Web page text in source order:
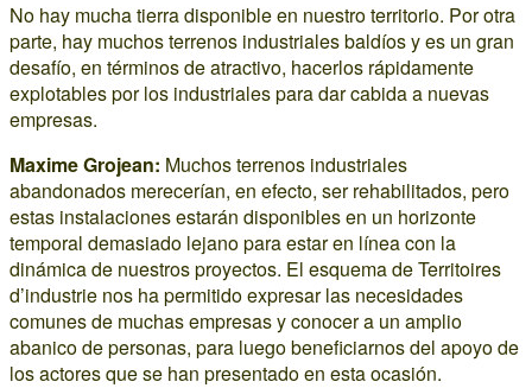
No hay mucha tierra disponible en nuestro territorio. Por otra
parte, hay muchos terrenos industriales baldíos y es un gran
desafío, en términos de atractivo, hacerlos rápidamente
explotables por los industriales para dar cabida a nuevas
empresas.
Maxime Grojean: Muchos terrenos industriales
abandonados merecerían, en efecto, ser rehabilitados, pero
estas instalaciones estarán disponibles en un horizonte
temporal demasiado lejano para estar en línea con la
dinámica de nuestros proyectos. El esquema de Territoires
d’industrie nos ha permitido expresar las necesidades
comunes de muchas empresas y conocer a un amplio
abanico de personas, para luego beneficiarnos del apoyo de
los actores que se han presentado en esta ocasión.